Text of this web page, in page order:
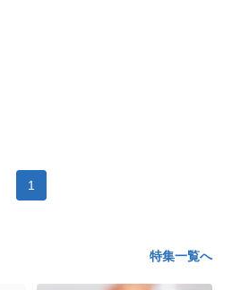
1
特集一覧へ